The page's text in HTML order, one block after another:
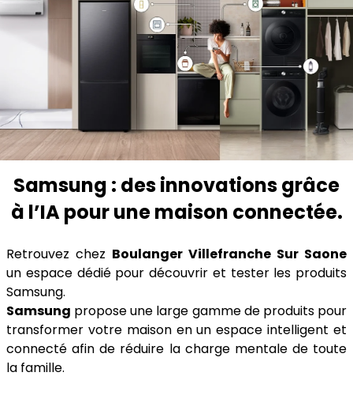
Samsung : des innovations grâce
à l’IA pour une maison connectée.
Retrouvez chez Boulanger Villefranche Sur Saone
un espace dédié pour découvrir et tester les produits
Samsung.
Samsung propose une large gamme de produits pour
transformer votre maison en un espace intelligent et
connecté afin de réduire la charge mentale de toute
la famille.